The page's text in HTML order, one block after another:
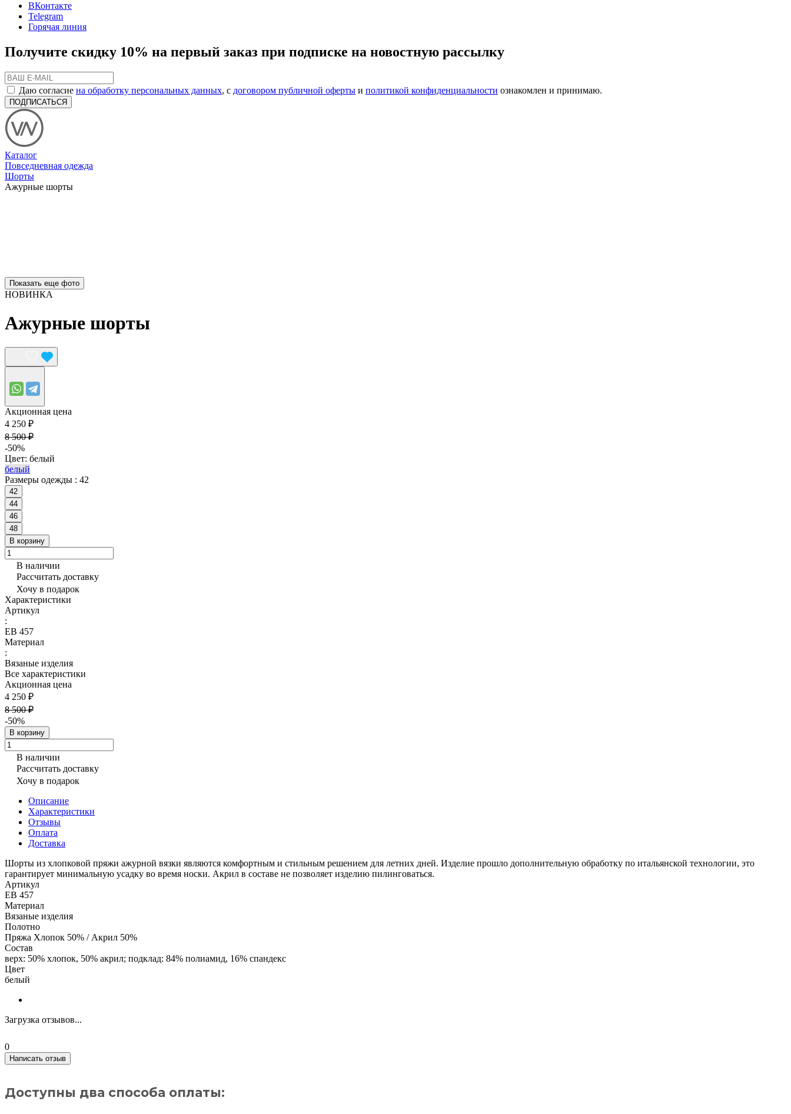
ВКонтакте
Telegram
Горячая линия
Получите скидку 10% на первый заказ при подписке на новостную рассылку
Даю согласие на обработку персональных данных, с договором публичной оферты и политикой конфиденциальности ознакомлен и принимаю.
ПОДПИСАТЬСЯ
Каталог
Повседневная одежда
Шорты
Ажурные шорты
Показать еще фото
НОВИНКА
Ажурные шорты
Акционная цена
4 250 ₽
8 500 ₽
-50%
Цвет: белый
белый
Размеры одежды : 42
42
44
46
48
В корзину
В наличии
Рассчитать доставку
Хочу в подарок
Характеристики
Артикул
:
ЕВ 457
Материал
:
Вязаные изделия
Все характеристики
Акционная цена
4 250 ₽
8 500 ₽
-50%
В корзину
В наличии
Рассчитать доставку
Хочу в подарок
Описание
Характеристики
Отзывы
Оплата
Доставка
Шорты из хлопковой пряжи ажурной вязки являются комфортным и стильным решением для летних дней. Изделие прошло дополнительную обработку по итальянской технологии, это
гарантирует минимальную усадку во время носки. Акрил в составе не позволяет изделию пилинговаться.
Артикул
ЕВ 457
Материал
Вязаные изделия
Полотно
Пряжа Хлопок 50% / Акрил 50%
Состав
верх: 50% хлопок, 50% акрил; подклад: 84% полиамид, 16% спандекс
Цвет
белый
Загрузка отзывов...
0
Написать отзыв
Доступны два способа оплаты: